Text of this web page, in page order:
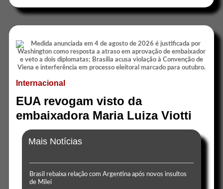
Internacional
EUA revogam visto da
embaixadora Maria Luiza Viotti
Mais Notícias
Brasil rebaixa relação com Argentina após novos insultos
de Milei